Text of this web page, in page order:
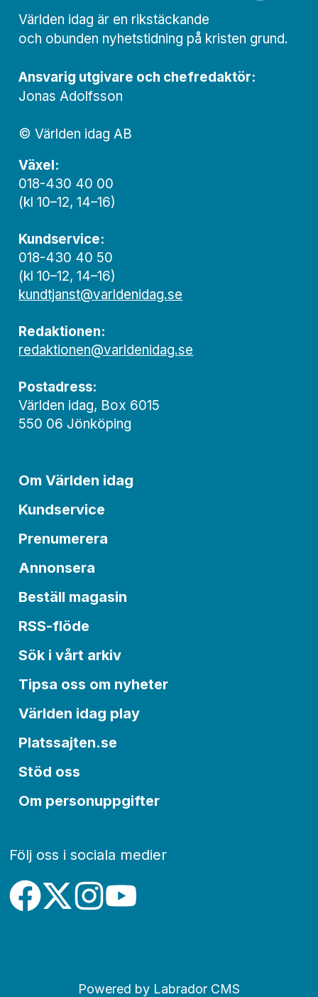
Världen idag är en rikstäckande
och obunden nyhets­­­tidning på kristen grund.
Ansvarig utgivare och chef­redaktör:
Jonas Adolfsson
© Världen idag AB
Växel:
018-430 40 00
(kl 10–12, 14–16)
Kundservice:
018-430 40 50
(kl 10–12, 14–16)
kundtjanst@varldenidag.se
Redaktionen:
redaktionen@varldenidag.se
Postadress:
Världen idag, Box 6015
550 06 Jönköping
Om Världen idag
Kundservice
Prenumerera
Annonsera
Beställ magasin
RSS-flöde
Sök i vårt arkiv
Tipsa oss om nyheter
Världen idag play
Platssajten.se
Stöd oss
Om personuppgifter
Följ oss i sociala medier
Powered by Labrador CMS